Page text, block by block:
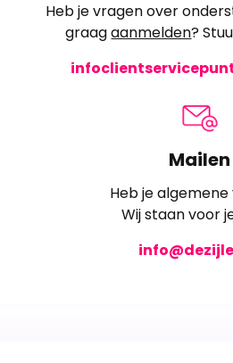
Heb je vragen over
graagaanmelden?
Mailen
Heb je
Wij staan voor